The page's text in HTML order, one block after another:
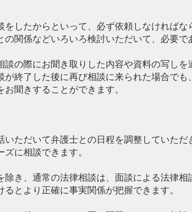
したからといって、必ず依頼しなければな
関係などいろいろ検討いただいて、必要で
談の際にお聞き取りした内容や資料の写
終了した後に再び相談に来られた場合でも
聞きすることができます。
ただいて弁護士との日程を調整していただ
に相談できます。
き、通常の法律相談は、面談による法律
とより正確に事実関係が把握できます。